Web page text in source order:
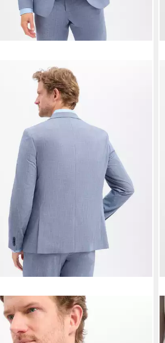
FINSHLEY & HARDING
Anzugsakko Steven
143,99 € UVP 179,99 €